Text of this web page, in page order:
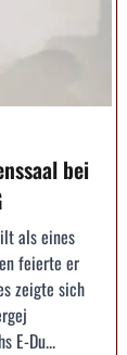
bei
als eines
feierte er
zeigte sich
E-Du...